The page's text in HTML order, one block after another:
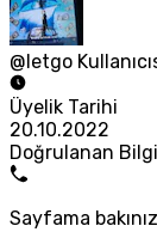
@letgo
Üyelik Tarihi
20.10.2022
Doğrulanan
Sayfama bakınız